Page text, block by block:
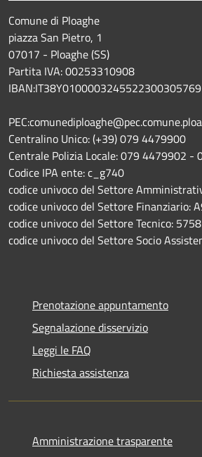
Comune di Ploaghe
piazza San Pietro, 1
07017 - Ploaghe (SS)
Partita IVA: 00253310908
IBAN:IT38Y0100003245522300305769
Centralino Unico: (+39) 079 4479900
Centrale Polizia Locale: 079 4479902 -
Codice IPA ente: c_g740
codice univoco del Settore
codice univoco del Settore Finanziario:
codice univoco del Settore Tecnico:
codice univoco del Settore Socio
Prenotazione appuntamento
Segnalazione disservizio
Leggi le FAQ
Richiesta assistenza
Amministrazione trasparente